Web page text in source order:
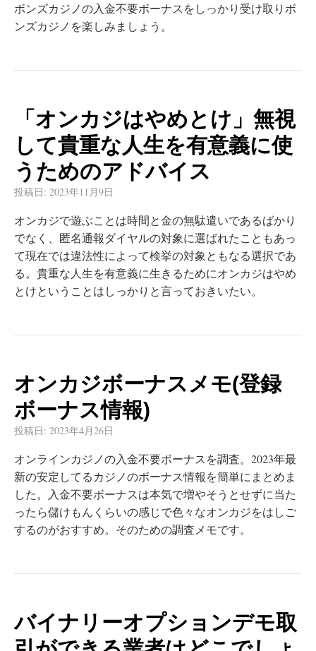
ボンズカジノの入金不要ボーナスをしっかり受け取りボ
ンズカジノを楽しみましょう。
「オンカジはやめとけ」無視
して貴重な人生を有意義に使
うためのアドバイス
投稿日: 2023年11月9日
オンカジで遊ぶことは時間と金の無駄遣いであるばかり
でなく、匿名通報ダイヤルの対象に選ばれたこともあっ
て現在では違法性によって検挙の対象ともなる選択であ
る。貴重な人生を有意義に生きるためにオンカジはやめ
とけということはしっかりと言っておきいたい。
オンカジボーナスメモ(登録
ボーナス情報)
投稿日: 2023年4月26日
オンラインカジノの入金不要ボーナスを調査。2023年最
新の安定してるカジノのボーナス情報を簡単にまとめま
した。入金不要ボーナスは本気で増やそうとせずに当た
ったら儲けもんくらいの感じで色々なオンカジをはしご
するのがおすすめ。そのための調査メモです。
バイナリーオプションデモ取